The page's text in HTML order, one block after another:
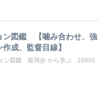
ン図鑑 【噛み合わせ、強
成、監督目線】
ン図鑑 龍岡歩 から学ぶ 10000